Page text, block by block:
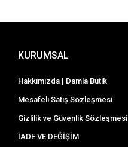
KURUMSAL
Hakkımızda | Damla Butik
Mesafeli Satış Sözleşmesi
Gizlilik ve Güvenlik Sözleşmesi
İADE VE DEĞİŞİM